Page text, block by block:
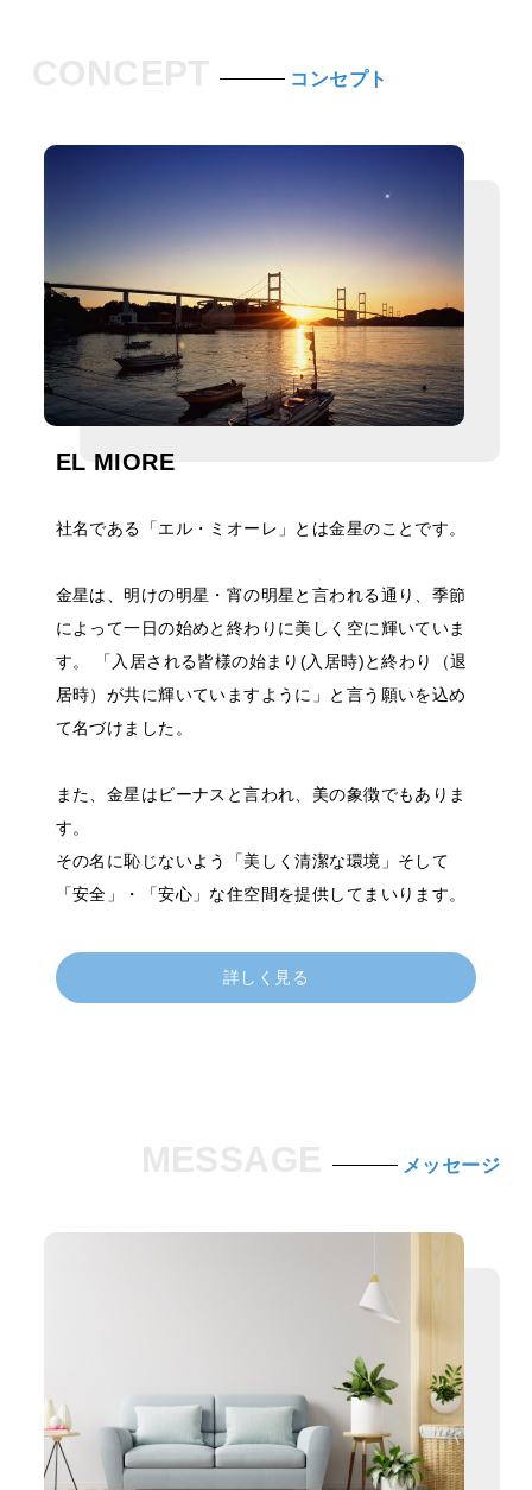
コンセプト
EL MIORE
社名である「エル・ミオーレ」とは金星のことです。
金星は、明けの明星・宵の明星と言われる通り、季節
によって一日の始めと終わりに美しく空に輝いていま
す。 「入居される皆様の始まり(入居時)と終わり（退
居時）が共に輝いていますように」と言う願いを込め
て名づけました。
また、金星はビーナスと言われ、美の象徴でもありま
す。
その名に恥じないよう「美しく清潔な環境」そして
「安全」・「安心」な住空間を提供してまいります。
詳しく見る
メッセージ